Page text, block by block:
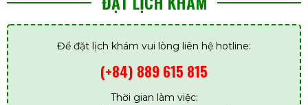
Để đặt lịch khám vui lòng liên hệ hotline:
(+84) 889 615 815
Thời gian làm việc: